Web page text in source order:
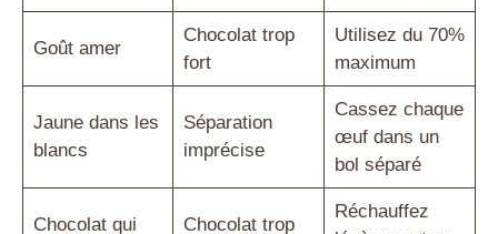
Goût amer
Chocolat trop
fort
Utilisez du 70%
maximum
Jaune dans les
blancs
Séparation
imprécise
Cassez chaque
œuf dans un
bol séparé
Chocolat qui
Chocolat trop
Réchauffez